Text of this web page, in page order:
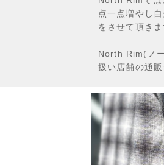
点一点増やし
をさせて頂き
North Rim(ノ
扱い店舗の通